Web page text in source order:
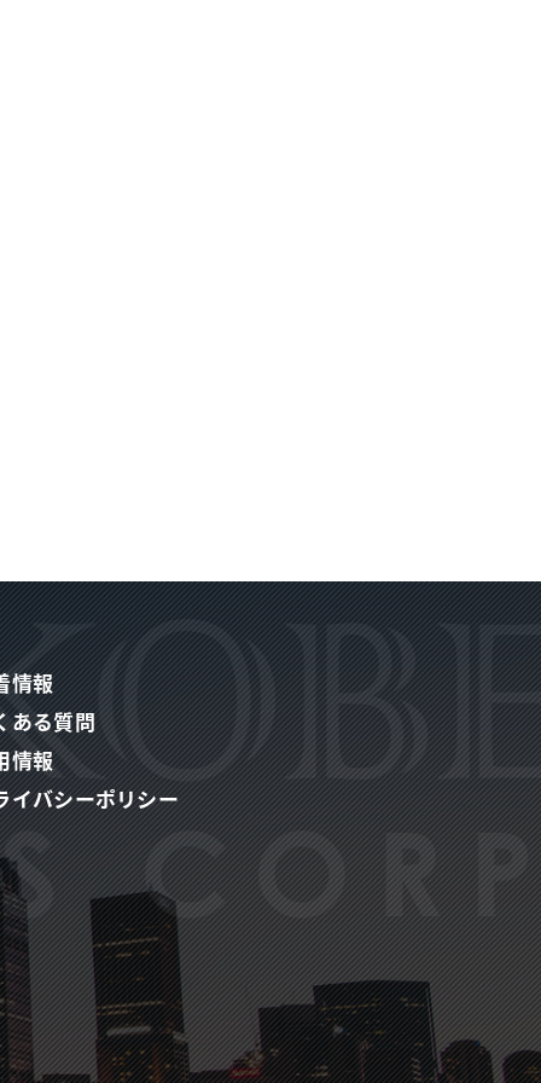
情報
ある質問
情報
イバシーポリシー